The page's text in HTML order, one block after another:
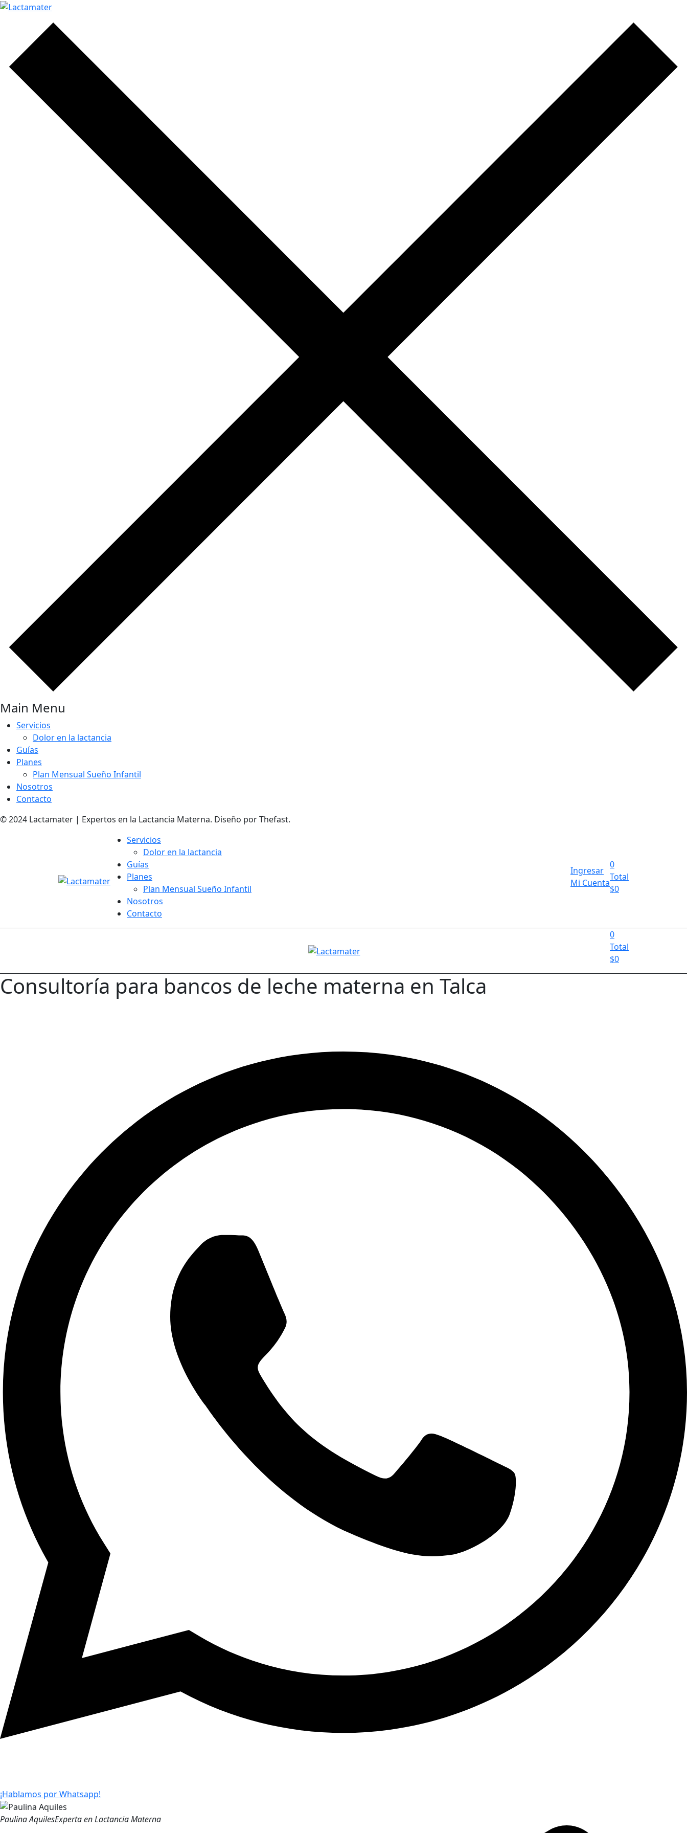
Main Menu
Servicios
Dolor en la lactancia
Guías
Planes
Plan Mensual Sueño Infantil
Nosotros
Contacto
© 2024 Lactamater | Expertos en la Lactancia Materna. Diseño por Thefast.
Servicios
Dolor en la lactancia
Guías
Planes
Plan Mensual Sueño Infantil
Nosotros
Contacto
Ingresar
Mi Cuenta
0
Total
$0
0
Total
$0
Consultoría para bancos de leche materna en Talca
¡Hablamos por Whatsapp!
Paulina AquilesExperta en Lactancia Materna